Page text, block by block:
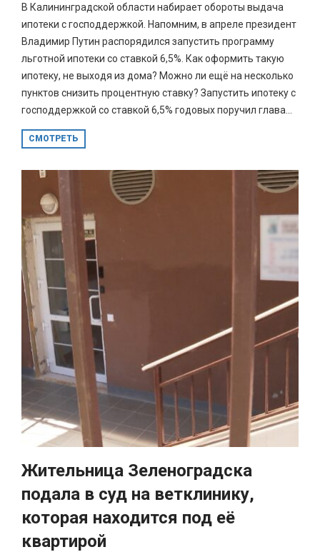
В Калининградской области набирает обороты выдача
ипотеки с господдержкой. Напомним, в апреле президент
Владимир Путин распорядился запустить программу
льготной ипотеки со ставкой 6,5%. Как оформить такую
ипотеку, не выходя из дома? Можно ли ещё на несколько
пунктов снизить процентную ставку? Запустить ипотеку с
господдержкой со ставкой 6,5% годовых поручил глава...
СМОТРЕТЬ
Жительница Зеленоградска
подала в суд на ветклинику,
которая находится под её
квартирой